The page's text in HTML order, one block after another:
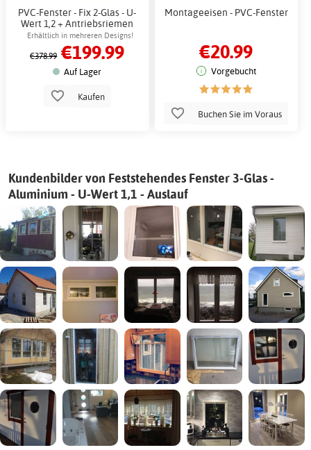
PVC-Fenster - Fix 2-Glas - U-
Wert 1,2 + Antriebsriemen
Erhältlich in mehreren Designs!
€378.99 €199.99
Auf Lager
Kaufen
Montageeisen - PVC-Fenster
€20.99
Vorgebucht
Buchen Sie im Voraus
Kundenbilder von Feststehendes Fenster 3-Glas -
Aluminium - U-Wert 1,1 - Auslauf